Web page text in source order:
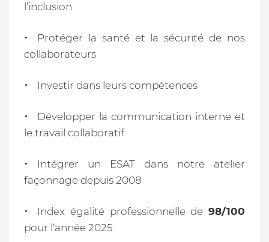
l’inclusion
Protéger la santé et la sécurité de nos
collaborateurs
Investir dans leurs compétences
Développer la communication interne et
le travail collaboratif
Intégrer un ESAT dans notre atelier
façonnage depuis 2008
Index égalité professionnelle de 98/100
pour l'année 2025